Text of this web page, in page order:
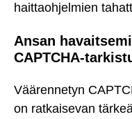
haittaohjelmien
Ansan
CAPTCHA-
Väärennetyn
on ratkaisevan